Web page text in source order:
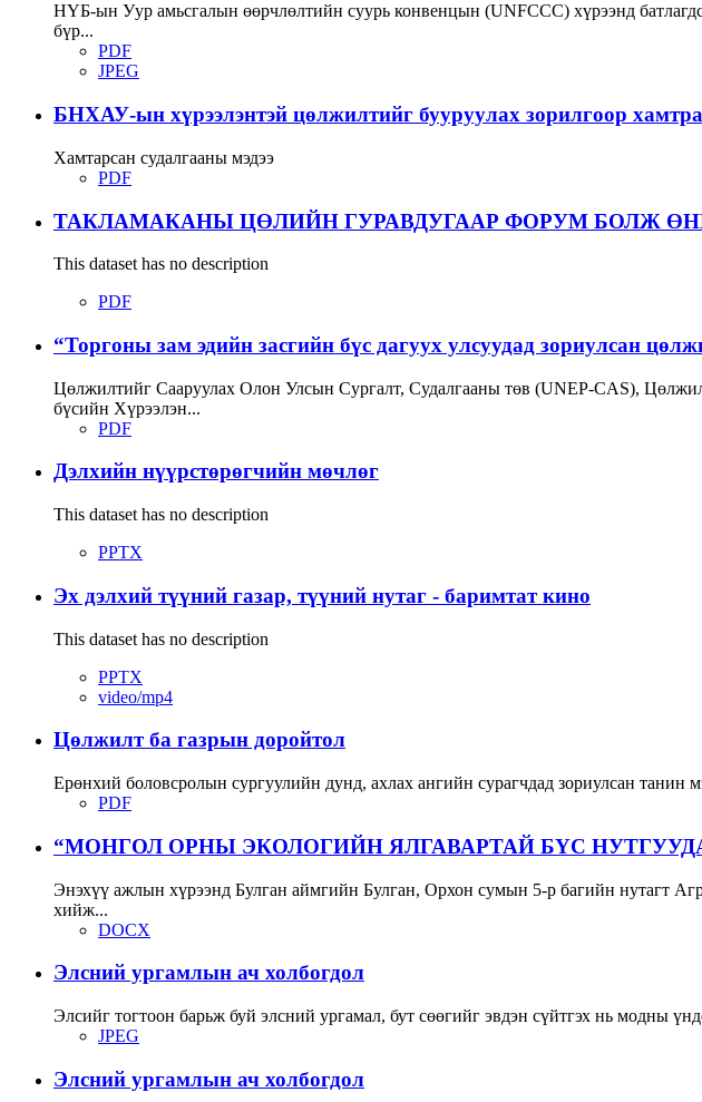
НҮБ-ын Уур амьсгалын өөрчлөлтийн суурь конвенцын (UNFCCC) хүрээнд
бүр...
PDF
JPEG
БНХАУ-ын хүрээлэнтэй цөлжилтийг бууруулах зорилгоор
Хамтарсан судалгааны мэдээ
PDF
ТАКЛАМАКАНЫ ЦӨЛИЙН ГУРАВДУГААР ФОРУМ БОЛЖ
This dataset has no description
PDF
“Торгоны зам эдийн засгийн бүс дагуух улсуудад зориулсан
Цөлжилтийг Сааруулах Олон Улсын Сургалт, Судалгааны төв (UNEP-CAS),
бүсийн Хүрээлэн...
PDF
Дэлхийн нүүрстөрөгчийн мөчлөг
This dataset has no description
PPTX
Эх дэлхий түүний газар, түүний нутаг - баримтат кино
This dataset has no description
PPTX
video/mp4
Цөлжилт ба газрын доройтол
Ерөнхий боловсролын сургуулийн дунд, ахлах ангийн сурагчдад зориулсан танин
PDF
“МОНГОЛ ОРНЫ ЭКОЛОГИЙН ЯЛГАВАРТАЙ БҮС
Энэхүү ажлын хүрээнд Булган аймгийн Булган, Орхон сумын 5-р багийн нутагт
хийж...
DOCX
Элсний ургамлын ач холбогдол
Элсийг тогтоон барьж буй элсний ургамал, бут сөөгийг эвдэн сүйтгэх нь модны
JPEG
Элсний ургамлын ач холбогдол